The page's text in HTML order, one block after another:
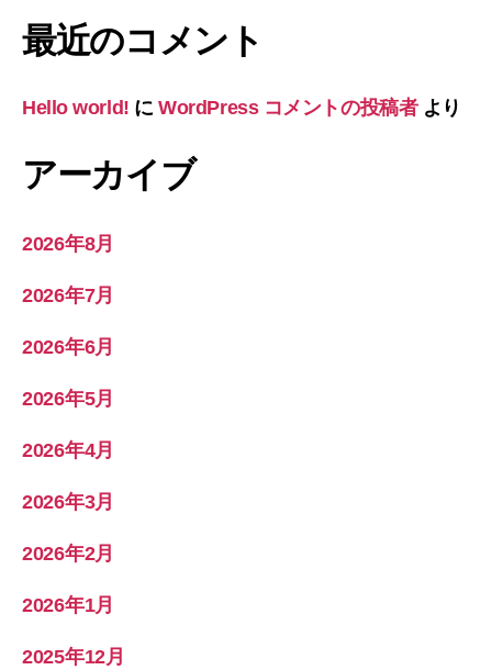
最近のコメント
Hello world! にWordPress コメントの投稿者より
アーカイブ
2026年8月
2026年7月
2026年6月
2026年5月
2026年4月
2026年3月
2026年2月
2026年1月
2025年12月